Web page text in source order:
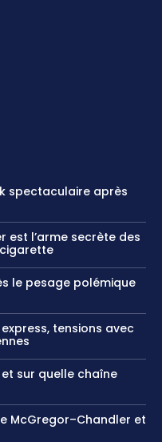
spectaculaire après
est l’arme secrète des
le pesage polémique
tensions avec
et sur quelle chaîne
McGregor–Chandler et